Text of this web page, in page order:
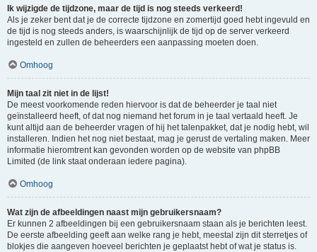
Ik wijzigde de tijdzone, maar de tijd is nog steeds verkeerd!
Als je zeker bent dat je de correcte tijdzone en zomertijd goed hebt ingevuld en
de tijd is nog steeds anders, is waarschijnlijk de tijd op de server verkeerd
ingesteld en zullen de beheerders een aanpassing moeten doen.
Omhoog
Mijn taal zit niet in de lijst!
De meest voorkomende reden hiervoor is dat de beheerder je taal niet
geïnstalleerd heeft, of dat nog niemand het forum in je taal vertaald heeft. Je
kunt altijd aan de beheerder vragen of hij het talenpakket, dat je nodig hebt, wil
installeren. Indien het nog niet bestaat, mag je gerust de vertaling maken. Meer
informatie hieromtrent kan gevonden worden op de website van phpBB
Limited (de link staat onderaan iedere pagina).
Omhoog
Wat zijn de afbeeldingen naast mijn gebruikersnaam?
Er kunnen 2 afbeeldingen bij een gebruikersnaam staan als je berichten leest.
De eerste afbeelding geeft aan welke rang je hebt, meestal zijn dit sterretjes of
blokjes die aangeven hoeveel berichten je geplaatst hebt of wat je status is.